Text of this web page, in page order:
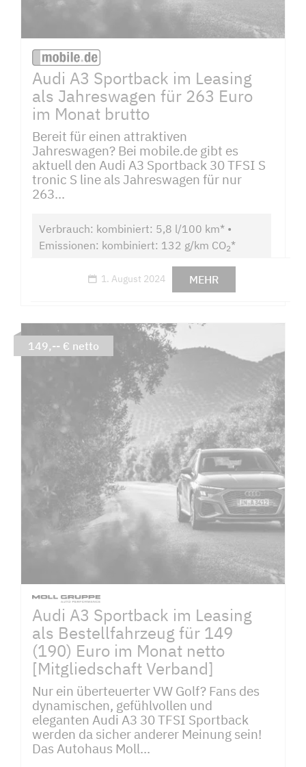
Audi A3 Sportback im Leasing
als Jahreswagen für 263 Euro
im Monat brutto
Bereit für einen attraktiven
Jahreswagen? Bei mobile.de gibt es
aktuell den Audi A3 Sportback 30 TFSI S
tronic S line als Jahreswagen für nur
263...
Verbrauch: kombiniert: 5,8 l/100 km* •
Emissionen: kombiniert: 132 g/km CO2*
1. August 2024 MEHR
Audi A3 Sportback im Leasing
als Bestellfahrzeug für 149
(190) Euro im Monat netto
[Mitgliedschaft Verband]
Nur ein überteuerter VW Golf? Fans des
dynamischen, gefühlvollen und
eleganten Audi A3 30 TFSI Sportback
werden da sicher anderer Meinung sein!
Das Autohaus Moll...
149,-- € netto